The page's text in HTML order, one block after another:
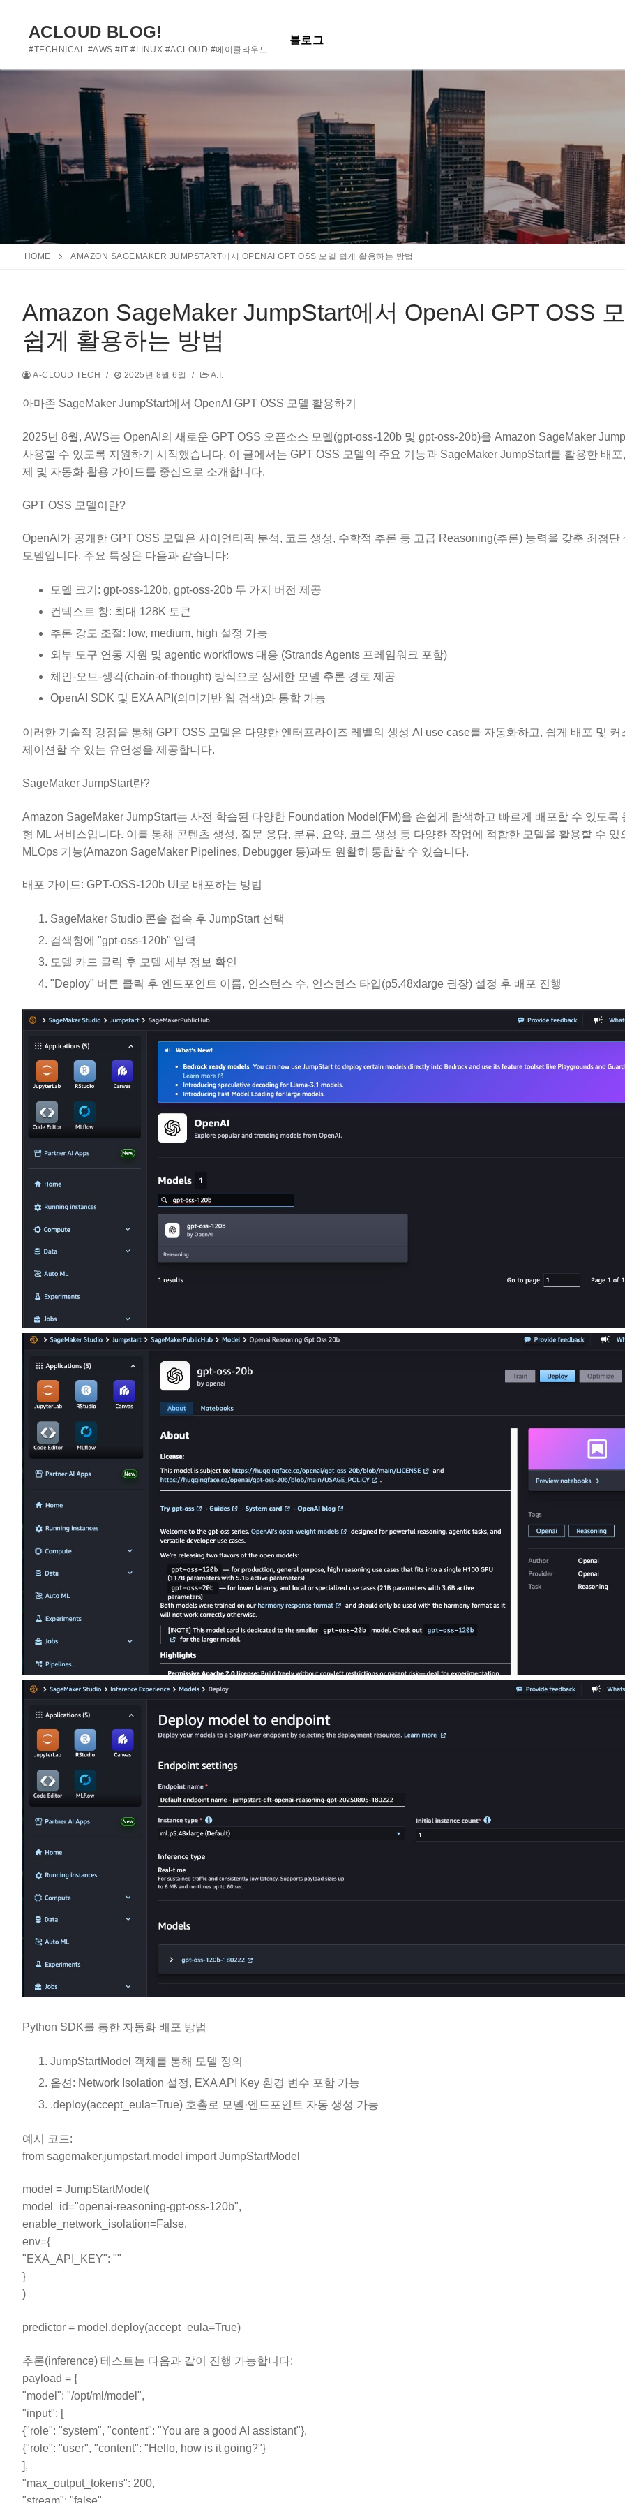
기
ACLOUD BLOG!
#TECHNICAL #AWS #IT #LINUX #ACLOUD #에이클라우드
블로그
HOME AMAZON SAGEMAKER JUMPSTART에서 OPENAI GPT OSS 모델 쉽게 활용하는 방법
Amazon SageMaker JumpStart에서 OpenAI GPT OSS
쉽게 활용하는 방법
A-CLOUD TECH / 2025년 8월 6일 / A.I.
아마존 SageMaker JumpStart에서 OpenAI GPT OSS 모델 활용하기
2025년 8월, AWS는 OpenAI의 새로운 GPT OSS 오픈소스 모델(gpt-oss-120b 및 gpt-oss-20b)을 Amazon SageMaker
사용할 수 있도록 지원하기 시작했습니다. 이 글에서는 GPT OSS 모델의 주요 기능과 SageMaker JumpStart를 활용한 배
제 및 자동화 활용 가이드를 중심으로 소개합니다.
GPT OSS 모델이란?
OpenAI가 공개한 GPT OSS 모델은 사이언티픽 분석, 코드 생성, 수학적 추론 등 고급 Reasoning(추론) 능력을 갖춘 최첨단
모델입니다. 주요 특징은 다음과 같습니다:
모델 크기: gpt-oss-120b, gpt-oss-20b 두 가지 버전 제공
컨텍스트 창: 최대 128K 토큰
추론 강도 조절: low, medium, high 설정 가능
외부 도구 연동 지원 및 agentic workflows 대응 (Strands Agents 프레임워크 포함)
체인-오브-생각(chain-of-thought) 방식으로 상세한 모델 추론 경로 제공
OpenAI SDK 및 EXA API(의미기반 웹 검색)와 통합 가능
이러한 기술적 강점을 통해 GPT OSS 모델은 다양한 엔터프라이즈 레벨의 생성 AI use case를 자동화하고, 쉽게 배포 및 커
제이션할 수 있는 유연성을 제공합니다.
SageMaker JumpStart란?
Amazon SageMaker JumpStart는 사전 학습된 다양한 Foundation Model(FM)을 손쉽게 탐색하고 빠르게 배포할 수 있도록
형 ML 서비스입니다. 이를 통해 콘텐츠 생성, 질문 응답, 분류, 요약, 코드 생성 등 다양한 작업에 적합한 모델을 활용할 수 있
MLOps 기능(Amazon SageMaker Pipelines, Debugger 등)과도 원활히 통합할 수 있습니다.
배포 가이드: GPT-OSS-120b UI로 배포하는 방법
SageMaker Studio 콘솔 접속 후 JumpStart 선택
검색창에 "gpt-oss-120b" 입력
모델 카드 클릭 후 모델 세부 정보 확인
"Deploy" 버튼 클릭 후 엔드포인트 이름, 인스턴스 수, 인스턴스 타입(p5.48xlarge 권장) 설정 후 배포 진행
Python SDK를 통한 자동화 배포 방법
JumpStartModel 객체를 통해 모델 정의
옵션: Network Isolation 설정, EXA API Key 환경 변수 포함 가능
.deploy(accept_eula=True) 호출로 모델·엔드포인트 자동 생성 가능
예시 코드:
from sagemaker.jumpstart.model import JumpStartModel
model = JumpStartModel(
model_id="openai-reasoning-gpt-oss-120b",
enable_network_isolation=False,
env={
"EXA_API_KEY": ""
}
)
predictor = model.deploy(accept_eula=True)
추론(inference) 테스트는 다음과 같이 진행 가능합니다:
payload = {
"model": "/opt/ml/model",
"input": [
{"role": "system", "content": "You are a good AI assistant"},
{"role": "user", "content": "Hello, how is it going?"}
],
"max_output_tokens": 200,
"stream": "false",